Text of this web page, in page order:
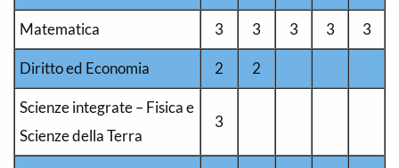
Matematica 3 3 3 3 3
Diritto ed Economia 2 2
Scienze integrate – Fisica e
Scienze della Terra
3